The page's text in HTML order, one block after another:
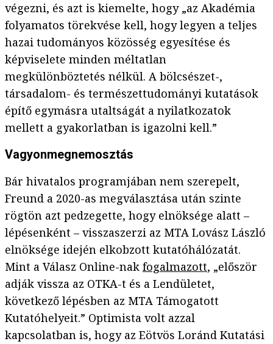
végezni, és azt is kiemelte, hogy „az Akadémia
folyamatos törekvése kell, hogy legyen a teljes
hazai tudományos közösség egyesítése és
képviselete minden méltatlan
megkülönböztetés nélkül. A bölcsészet-,
társadalom- és természettudományi kutatások
építő egymásra utaltságát a nyilatkozatok
mellett a gyakorlatban is igazolni kell.”
Vagyonmegnemosztás
Bár hivatalos programjában nem szerepelt,
Freund a 2020-as megválasztása után szinte
rögtön azt pedzegette, hogy elnöksége alatt –
lépésenként – visszaszerzi az MTA Lovász László
elnöksége idején elkobzott kutatóhálózatát.
Mint a Válasz Online-nak fogalmazott, „először
adják vissza az OTKA-t és a Lendületet,
következő lépésben az MTA Támogatott
Kutatóhelyeit.” Optimista volt azzal
kapcsolatban is, hogy az Eötvös Loránd Kutatási